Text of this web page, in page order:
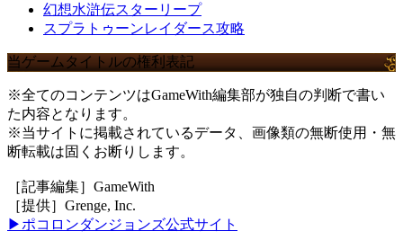
幻想水滸伝スターリープ
スプラトゥーンレイダース攻略
当ゲームタイトルの権利表記
※全てのコンテンツはGameWith編集部が独自の判断で書い
た内容となります。
※当サイトに掲載されているデータ、画像類の無断使用・無
断転載は固くお断りします。
［記事編集］GameWith
［提供］Grenge, Inc.
▶ポコロンダンジョンズ公式サイト